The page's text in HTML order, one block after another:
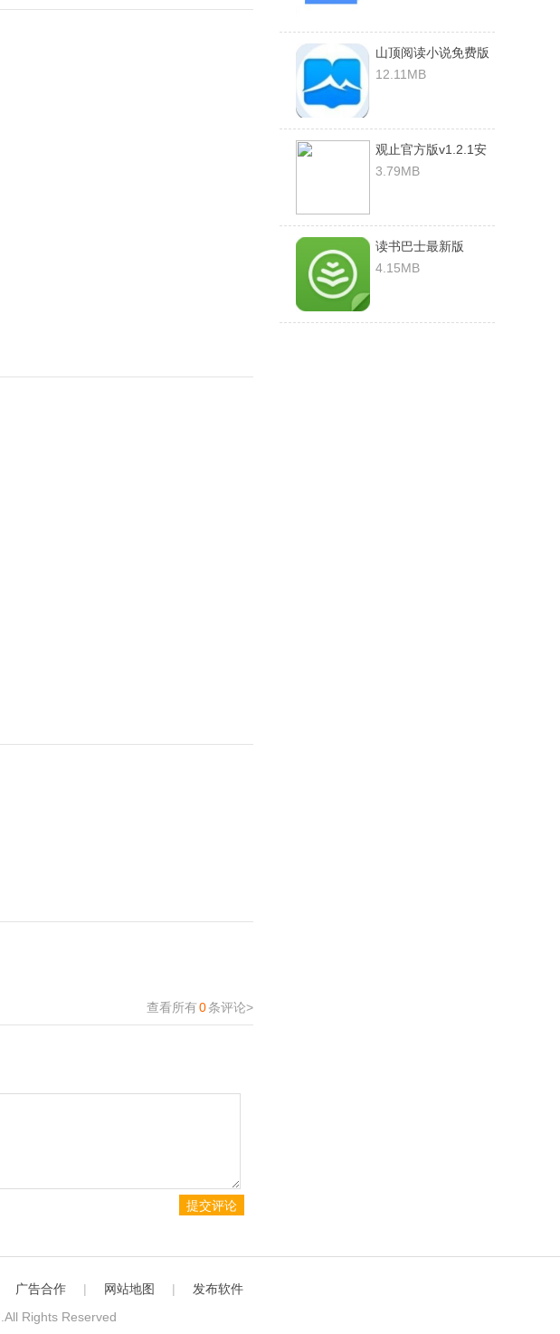
查看所有0条评论>
山顶阅读小说免费版
12.11MB
观止官方版v1.2.1安
卓版
3.79MB
读书巴士最新版
v2.9.8安卓版
4.15MB
广告合作 | 网站地图 |
发布软件
.All Rights Reserved